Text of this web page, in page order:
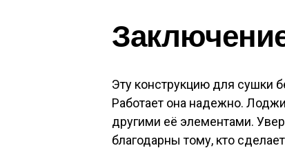
Эту конструкцию для сушки
Работает она надежно.
другими её элементами.
благодарны тому, кто